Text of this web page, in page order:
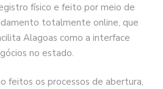
físico e feito por meio de
totalmente online, que
Alagoas como a interface
no estado.
feitos os processos de abertura,